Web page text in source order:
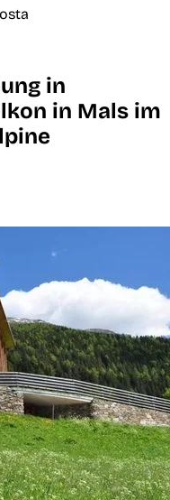
in
in Mals im